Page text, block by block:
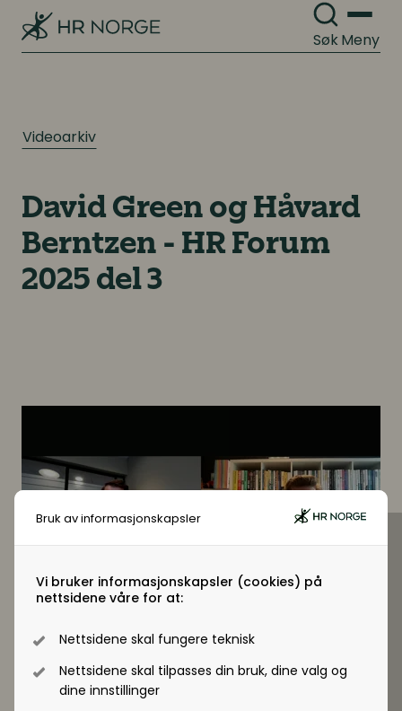
Bruk av informasjonskapsler
Vi bruker informasjonskapsler (cookies) på
nettsidene våre for at:
Nettsidene skal fungere teknisk
Nettsidene skal tilpasses din bruk, dine valg og
dine innstillinger
SøkMeny
Organisasjonskultur
Personalpolitikk
Arbeidsmiljø og sykefravær
Mangfold og inkludering
Digitale løsninger innen HR
Kompetanse- og talentledelse
Lønn og ytelser
Pensjon
Digitale løsninger innen HR
Videoarkiv
David Green og Håvard
Berntzen - HR Forum
2025 del 3